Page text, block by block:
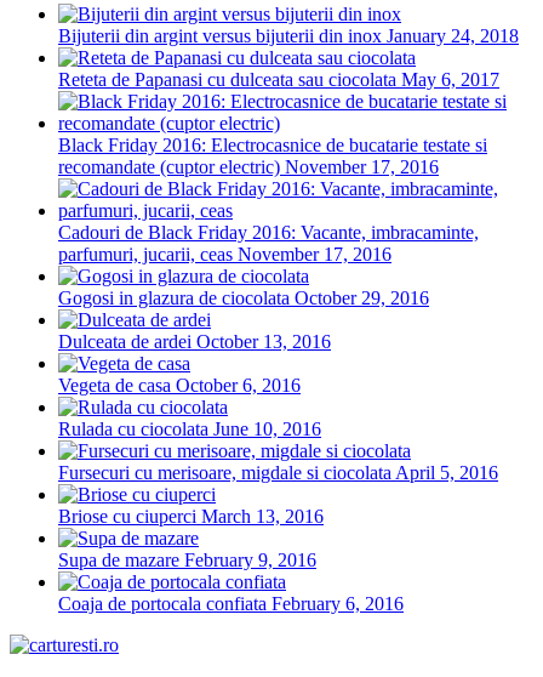
Bijuterii din argint versus bijuterii din inox January 24, 2018
Reteta de Papanasi cu dulceata sau ciocolata May 6, 2017
Black Friday 2016: Electrocasnice de bucatarie testate si
recomandate (cuptor electric) November 17, 2016
Cadouri de Black Friday 2016: Vacante, imbracaminte,
parfumuri, jucarii, ceas November 17, 2016
Gogosi in glazura de ciocolata October 29, 2016
Dulceata de ardei October 13, 2016
Vegeta de casa October 6, 2016
Rulada cu ciocolata June 10, 2016
Fursecuri cu merisoare, migdale si ciocolata April 5, 2016
Briose cu ciuperci March 13, 2016
Supa de mazare February 9, 2016
Coaja de portocala confiata February 6, 2016